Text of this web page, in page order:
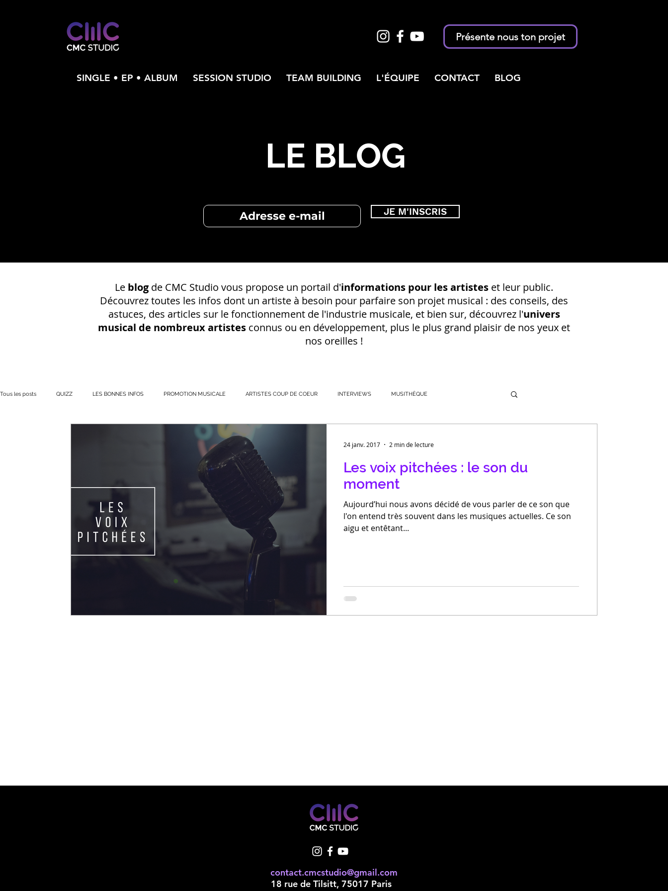
Présente nous ton projet
SINGLE • EP • ALBUM SESSION STUDIO TEAM BUILDING L'ÉQUIPE CONTACT BLOG
LE BLOG
JE M'INSCRIS
Le blog de CMC Studio vous propose un portail d'informations pour les artistes et leur public.
Découvrez toutes les infos dont un artiste à besoin pour parfaire son projet musical : des conseils, des
astuces, des articles sur le fonctionnement de l'industrie musicale, et bien sur, découvrez l'univers
musical de nombreux artistes connus ou en développement, plus le plus grand plaisir de nos yeux et
nos oreilles !
Tous les posts QUIZZ LES BONNES INFOS PROMOTION MUSICALE ARTISTES COUP DE COEUR INTERVIEWS MUSITHÈQUE
CONSEILS SUR UN ENREGISTREMENT EN S
Les voix pitchées : le son du
moment
Aujourd’hui nous avons décidé de vous parler de ce son que
l'on entend très souvent dans les musiques actuelles. Ce son
aigu et entêtant...
24 janv. 2017 2 min de lecture
contact.cmcstudio@gmail.com
18 rue de Tilsitt, 75017 Paris